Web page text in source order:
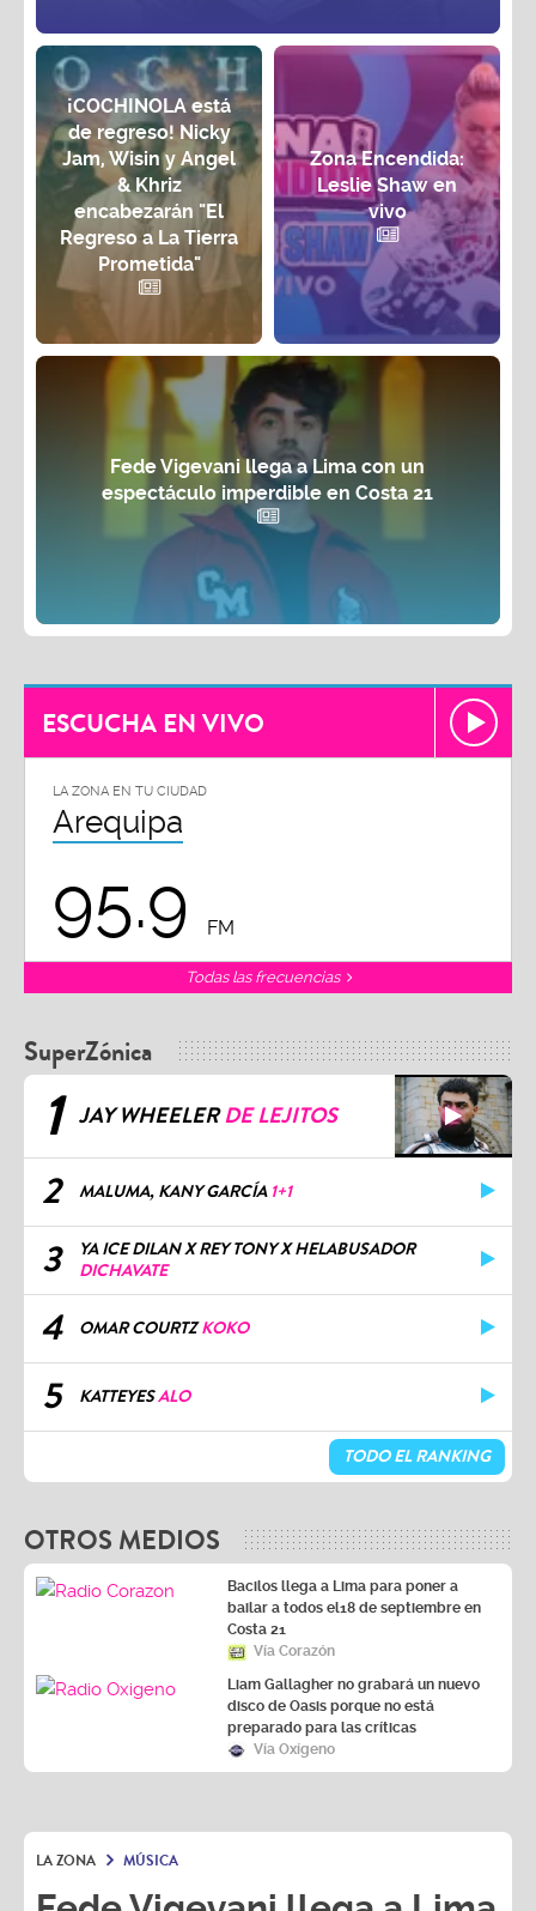
¡COCHINOLA está
de regreso! Nicky
Jam, Wisin y Angel
& Khriz
encabezarán "El
Regreso a La Tierra
Prometida"
Zona Encendida:
Leslie Shaw en
vivo
Fede Vigevani llega a Lima con un
espectáculo imperdible en Costa 21
ESCUCHA EN VIVO
LA ZONA EN TU CIUDAD
Arequipa
95.9 FM
Todas las frecuencias
SuperZónica
1 JAY WHEELERDE LEJITOS
2 MALUMA, KANY GARCÍA 1+1
3
YA ICE DILAN X REY TONY X HELABUSADOR
DICHAVATE
4 OMAR COURTZKOKO
5 KATTEYESALO
TODO EL RANKING
OTROS MEDIOS
Bacilos llega a Lima para poner a
bailar a todos el18 de septiembre en
Costa 21
Vía Corazón
Liam Gallagher no grabará un nuevo
disco de Oasis porque no está
preparado para las críticas
Vía Oxígeno
LA ZONA MÚSICA